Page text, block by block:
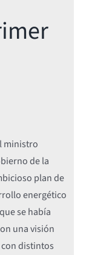
ministro
de la
plan de
energético
se había
una visión
distintos